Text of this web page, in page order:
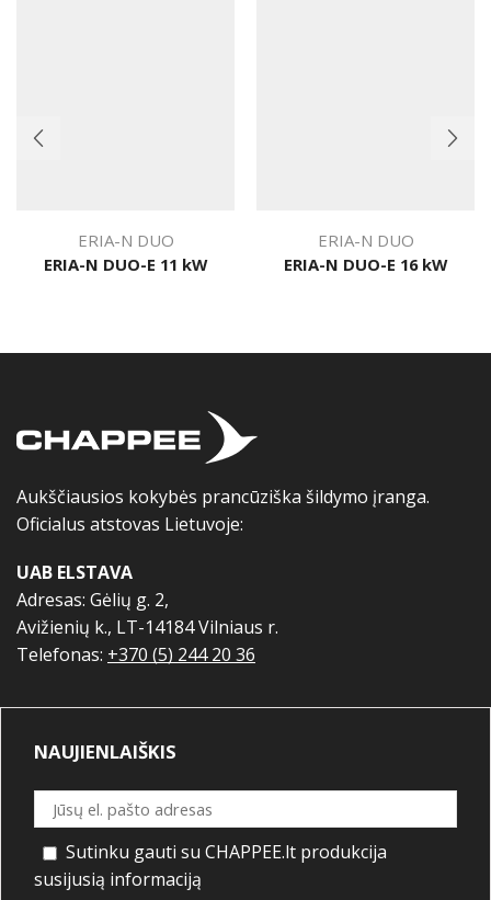
ERIA-N DUO
ERIA-N DUO-E 11 kW
ERIA-N DUO
ERIA-N DUO-E 16 kW
Aukščiausios kokybės prancūziška šildymo įranga.
Oficialus atstovas Lietuvoje:
UAB ELSTAVA
Adresas: Gėlių g. 2,
Avižienių k., LT-14184 Vilniaus r.
Telefonas: +370 (5) 244 20 36
NAUJIENLAIŠKIS
Sutinku gauti su CHAPPEE.lt produkcija
susijusią informaciją